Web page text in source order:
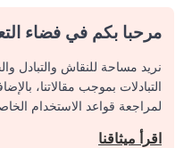
مرحبا بكم في فضاء
نريد مساحة للنقاش والتبادل
التبادلات بموجب مقالاتنا،
لمراجعة قواعد الاستخدام
اقرأ ميثاقنا